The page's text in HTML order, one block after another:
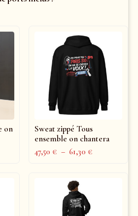
on
Sweat zippé Tous
ensemble on chantera
47,50€ – 61,30€